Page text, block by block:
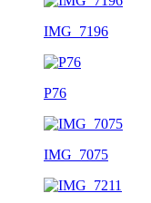
IMG_7196
P76
IMG_7075